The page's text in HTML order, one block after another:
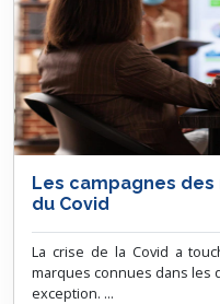
Les campagnes des
du Covid
La crise de la Covid a
marques connues dans les
exception. ...